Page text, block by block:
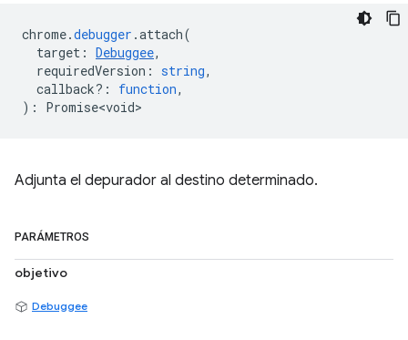
chrome.debugger .attach(
target : Debuggee,
requiredVersion : string,
callback? : function,
) : Promise<void>
Adjunta el depurador al destino determinado.
PARÁMETROS
objetivo
Debuggee